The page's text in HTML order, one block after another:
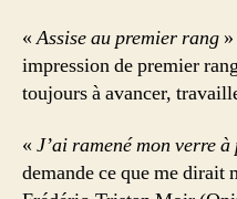
«Assise au premier rang
impression de premier
toujours à avancer,
« J’ai ramené mon verre
demande ce que me dirait